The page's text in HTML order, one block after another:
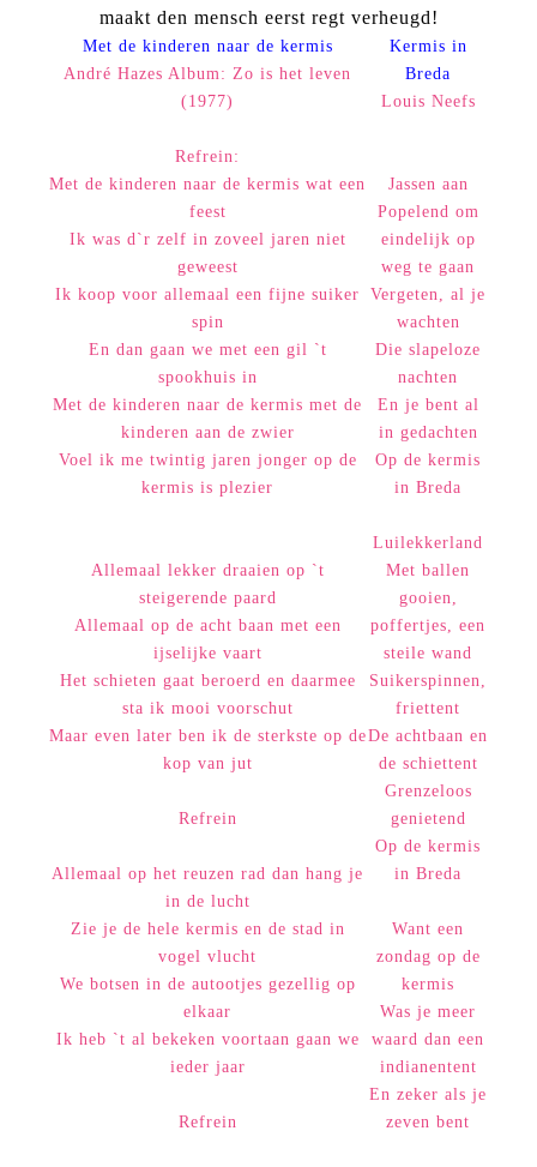
maakt den mensch eerst regt verheugd!
Met de kinderen naar de kermis
André Hazes Album: Zo is het leven
(1977)
Refrein:
Met de kinderen naar de kermis wat een
feest
Ik was d`r zelf in zoveel jaren niet
geweest
Ik koop voor allemaal een fijne suiker
spin
En dan gaan we met een gil `t
spookhuis in
Met de kinderen naar de kermis met de
kinderen aan de zwier
Voel ik me twintig jaren jonger op de
kermis is plezier
Allemaal lekker draaien op `t
steigerende paard
Allemaal op de acht baan met een
ijselijke vaart
Het schieten gaat beroerd en daarmee
sta ik mooi voorschut
Maar even later ben ik de sterkste op de
kop van jut
Refrein
Allemaal op het reuzen rad dan hang je
in de lucht
Zie je de hele kermis en de stad in
vogel vlucht
We botsen in de autootjes gezellig op
elkaar
Ik heb `t al bekeken voortaan gaan we
ieder jaar
Refrein
Kermis in
Breda
Louis Neefs
Jassen aan
Popelend om
eindelijk op
weg te gaan
Vergeten, al je
wachten
Die slapeloze
nachten
En je bent al
in gedachten
Op de kermis
in Breda
Luilekkerland
Met ballen
gooien,
poffertjes, een
steile wand
Suikerspinnen,
friettent
De achtbaan en
de schiettent
Grenzeloos
genietend
Op de kermis
in Breda
Want een
zondag op de
kermis
Was je meer
waard dan een
indianentent
En zeker als je
zeven bent